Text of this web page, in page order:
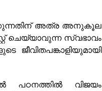
അത്ര അനുകൂല
ചെയ്യാവുന്ന സ്വഭാവം
പഠനത്തിൽ വിജയം